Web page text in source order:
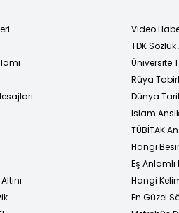
Video
TDK
Üniversite
Rüya
Dünya
İslam
TÜBİTAK
Hangi
Eş
Hangi
En Güzel